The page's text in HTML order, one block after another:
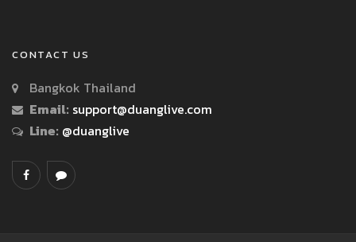
CONTACT US
Bangkok Thailand
Email: support@duanglive.com
Line: @duanglive